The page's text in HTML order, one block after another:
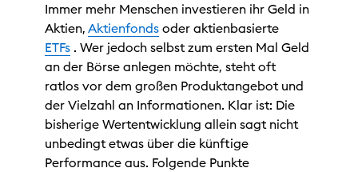
Immer mehr Menschen investieren ihr Geld in
Aktien, Aktienfondsoder aktienbasierte
ETFs. Wer jedoch selbst zum ersten Mal Geld
an der Börse anlegen möchte, steht oft
ratlos vor dem großen Produktangebot und
der Vielzahl an Informationen. Klar ist: Die
bisherige Wertentwicklung allein sagt nicht
unbedingt etwas über die künftige
Performance aus. Folgende Punkte